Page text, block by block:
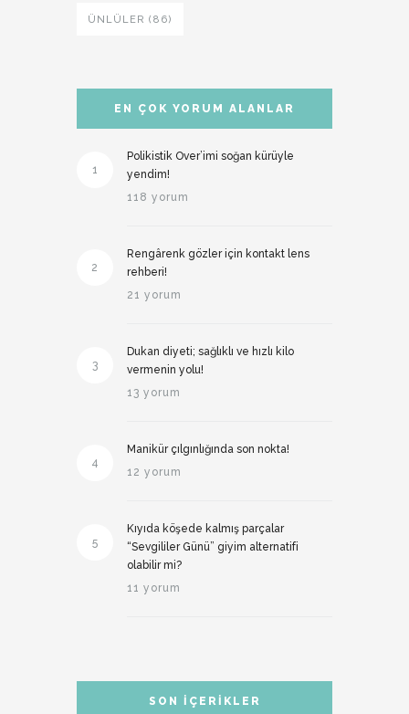
ÜNLÜLER (86)
EN ÇOK YORUM ALANLAR
1
Polikistik Over’imi soğan kürüyle
yendim!
118 yorum
2
Rengârenk gözler için kontakt lens
rehberi!
21 yorum
3
Dukan diyeti; sağlıklı ve hızlı kilo
vermenin yolu!
13 yorum
4
Manikür çılgınlığında son nokta!
12 yorum
5
Kıyıda köşede kalmış parçalar
“Sevgililer Günü” giyim alternatifi
olabilir mi?
11 yorum
SON İÇERIKLER